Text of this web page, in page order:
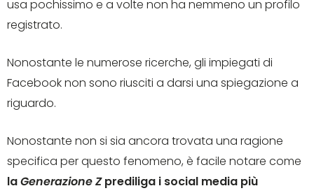
usa pochissimo e a volte non ha nemmeno un profilo
registrato.
Nonostante le numerose ricerche, gli impiegati di
Facebook non sono riusciti a darsi una spiegazione a
riguardo.
Nonostante non si sia ancora trovata una ragione
specifica per questo fenomeno, è facile notare come
laGenerazione Zprediliga i social media più